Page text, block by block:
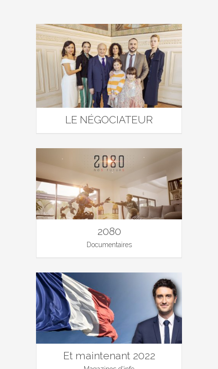
LE NÉGOCIATEUR
2080
Documentaires
Et maintenant 2022